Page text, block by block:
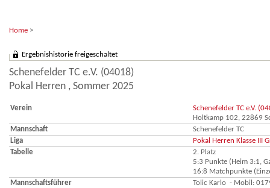
Home >
Ergebnishistorie freigeschaltet
Schenefelder TC e.V. (04018)
Pokal Herren , Sommer 2025
Verein
Schenefelder TC e.V.
Holtkamp 102, 22869
Mannschaft
Schenefelder TC
Liga
Pokal Herren Klasse III
Tabelle
2. Platz
5:3 Punkte (Heim 3:1,
16:8 Matchpunkte
Mannschaftsführer
Tolic Karlo - Mobil: